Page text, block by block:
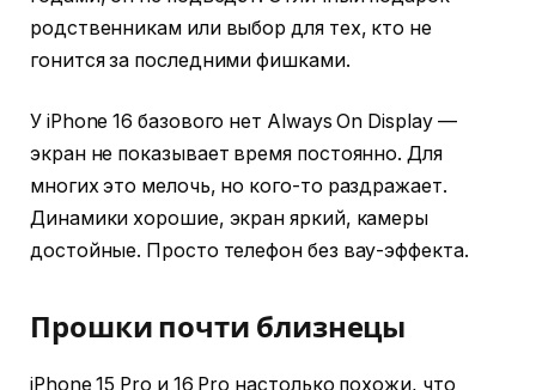
родственникам или выбор для тех, кто не
гонится за последними фишками.
У iPhone 16 базового нет Always On Display —
экран не показывает время постоянно. Для
многих это мелочь, но кого-то раздражает.
Динамики хорошие, экран яркий, камеры
достойные. Просто телефон без вау-эффекта.
Прошки почти близнецы
iPhone 15 Pro и 16 Pro настолько похожи, что